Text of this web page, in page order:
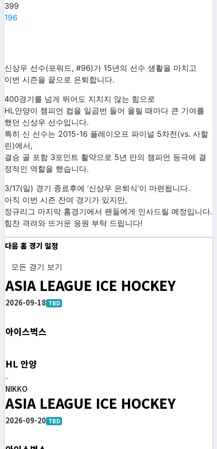
399
196
신상우 선수(포워드, #96)가 15년의 선수 생활을 마치고
이번 시즌을 끝으로 은퇴합니다.
400경기를 넘게 뛰어도 지치지 않는 힘으로
HL안양이 챔피언 컵을 일곱번 들어 올릴 때마다 큰 기여를
했던 신상우 선수입니다.
특히 신 선수는 2015-16 플레이오프 파이널 5차전(vs. 사할
린)에서,
결승 골 포함 3포인트 활약으로 5년 만의 챔피언 등극에 결
정적인 역할을 했습니다.
3/17(일) 경기 종료후에 ‘신상우 은퇴식’이 마련됩니다.
아직 이번 시즌 잔여 경기가 있지만,
정규리그 마지막 홈경기에서 팬들에게 인사드릴 예정입니다.
힘찬 격려와 뜨거운 응원 부탁 드립니다!
다음 홈 경기 일정
모든 경기 보기
ASIA LEAGUE ICE HOCKEY
2026-09-18 TBD
아이스벅스
HL 안양
-
NIKKO
ASIA LEAGUE ICE HOCKEY
2026-09-20 TBD